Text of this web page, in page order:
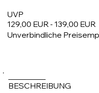
UVP
129,00 EUR - 139,00 EUR
Unverbindliche
BESCHREIBUNG